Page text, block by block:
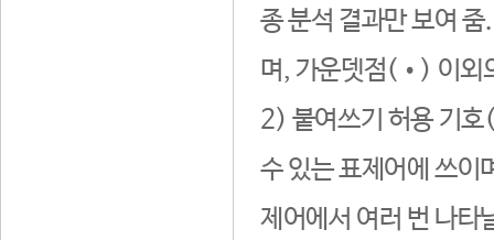
종 분석 결과만 보여
며, 가운뎃점(•) 이외
2) 붙여쓰기 허용 기호
수 있는 표제어에 쓰이
제어에서 여러 번 나타